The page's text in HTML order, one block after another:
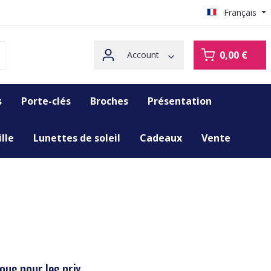
Français
Account 0,00 €
Porte-clés Broches Présentation
Lunettes de soleil Cadeaux Vente